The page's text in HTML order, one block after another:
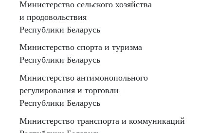
Министерство сельского хозяйства
и продовольствия
Республики Беларусь
Министерство спорта и туризма
Республики Беларусь
Министерство антимонопольного
регулирования и торговли
Республики Беларусь
Министерство транспорта и коммуникаций